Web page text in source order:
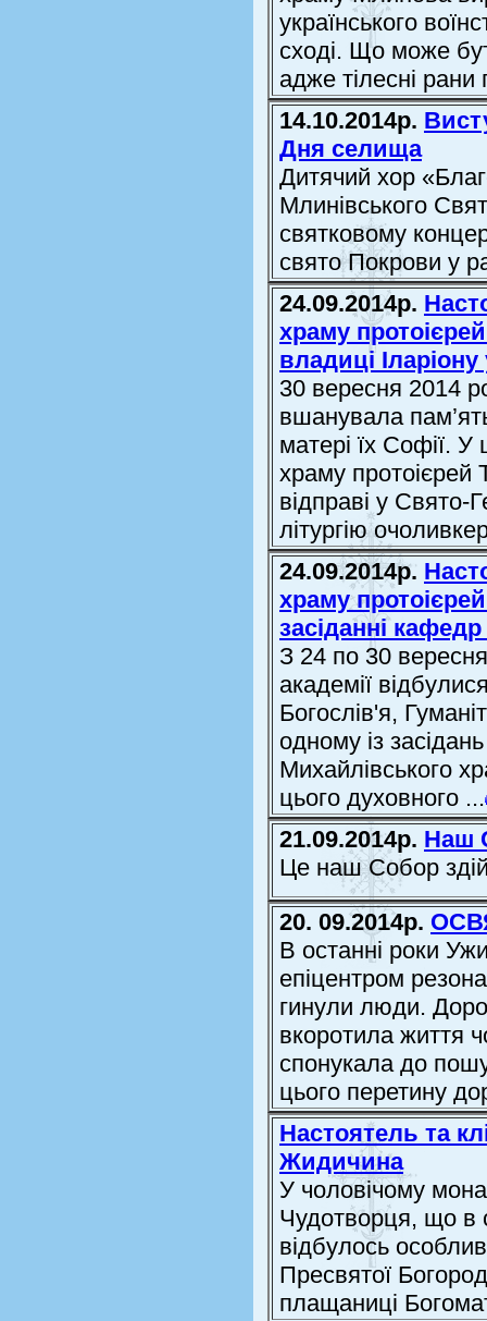
українського
сході. Що може
адже тілесні
14.10.2014р.
Дня селища
Дитячий хор
Млинівського
святковому
свято Покрови у
24.09.2014р.
храму
владиці Іларіону
30 вересня 2014
вшанувала
матері їх Софії.
храму протоієрей
відправі у Свято-
літургію
24.09.2014р.
храму
засіданні
З 24 по 30
академії
Богослів'я,
одному із
Михайлівського
цього духовного ...
21.09.2014р. Наш
Це наш Собор
20. 09.2014р.
В останні роки
епіцентром
гинули люди.
вкоротила життя
спонукала до
цього перетину
Настоятель та
Жидичина
У чоловічому
Чудотворця, що в
відбулось
Пресвятої
плащаниці